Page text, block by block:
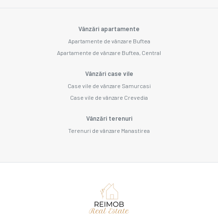
Vânzări apartamente
Apartamente de vânzare Buftea
Apartamente de vânzare Buftea, Central
Vânzări case vile
Case vile de vânzare Samurcasi
Case vile de vânzare Crevedia
Vânzări terenuri
Terenuri de vânzare Manastirea